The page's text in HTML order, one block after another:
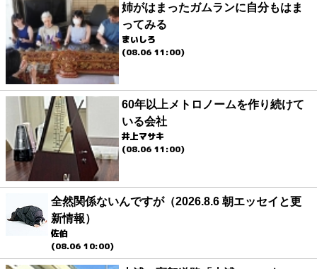
姉がはまったガムランに自分もはま
ってみる
まいしろ
(08.06 11:00)
60年以上メトロノームを作り続けて
いる会社
井上マサキ
(08.06 11:00)
全然関係ないんですが（2026.8.6 朝エッセイと更
新情報）
佐伯
(08.06 10:00)